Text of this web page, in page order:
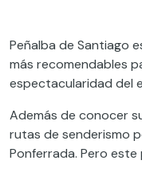
Peñalba de Santiago
más recomendables
espectacularidad del
Además de conocer
rutas de senderismo
Ponferrada. Pero